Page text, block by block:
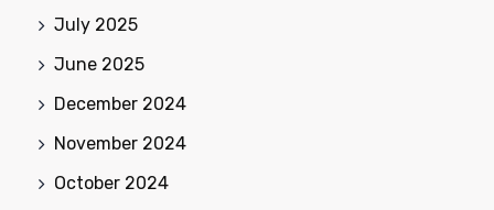
July 2025
June 2025
December 2024
November 2024
October 2024